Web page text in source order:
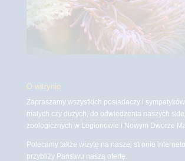
O witrynie
Zapraszamy wszystkich posiadaczy i
małych czy dużych, do odwiedzenia naszych
zoologicznych w Legionowie i Nowym Dworze
Polecamy także wizytę na naszej stronie
przybliży Państwu naszą ofertę.